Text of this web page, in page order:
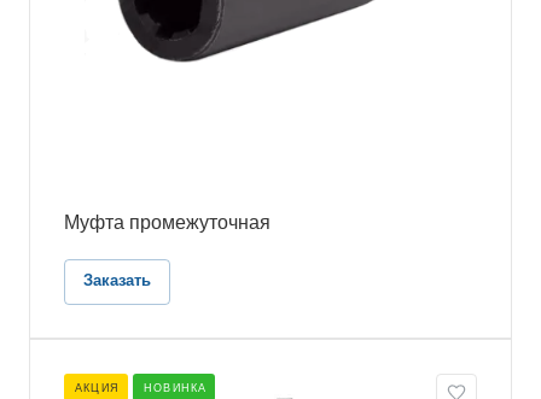
Муфта промежуточная
Заказать
АКЦИЯ НОВИНКА